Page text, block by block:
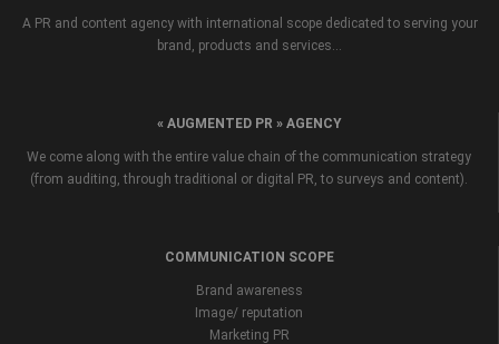
A PR and content agency with international scope dedicated to serving your
brand, products and services...
« AUGMENTED PR » AGENCY
We come along with the entire value chain of the communication strategy
(from auditing, through traditional or digital PR, to surveys and content).
COMMUNICATION SCOPE
Brand awareness
Image/ reputation
Marketing PR